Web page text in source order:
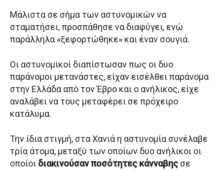
Μάλιστα σε σήμα των αστυνομικών να
σταματήσει, προσπάθησε να διαφύγει, ενώ
παράλληλα «ξεφορτώθηκε» και έναν σουγιά.
Οι αστυνομικοί διαπίστωσαν πως οι δυο
παράνομοι μετανάστες, είχαν εισέλθει παράνομα
στην Ελλάδα από τον Έβρο και ο ανήλικος, είχε
αναλάβει να τους μεταφέρει σε πρόχειρο
κατάλυμα.
Την ίδια στιγμή, στα Χανιά η αστυνομία συνέλαβε
τρία άτομα, μεταξύ των οποίων δυο ανήλικοι οι
οποίοι διακινούσαν ποσότητες κάνναβης σε